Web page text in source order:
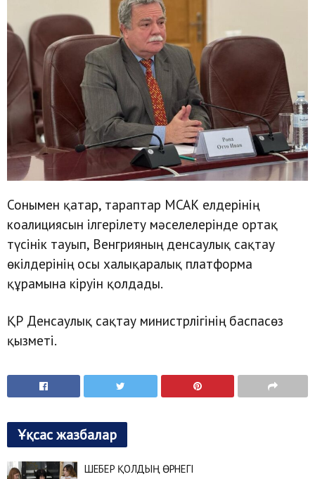
Сонымен қатар, тараптар МСАК елдерінің
коалициясын ілгерілету мәселелерінде ортақ
түсінік тауып, Венгрияның денсаулық сақтау
өкілдерінің осы халықаралық платформа
құрамына кіруін қолдады.
ҚР Денсаулық сақтау министрлігінің баспасөз
қызметі.
Ұқсас жазбалар
ШЕБЕР ҚОЛДЫҢ ӨРНЕГІ